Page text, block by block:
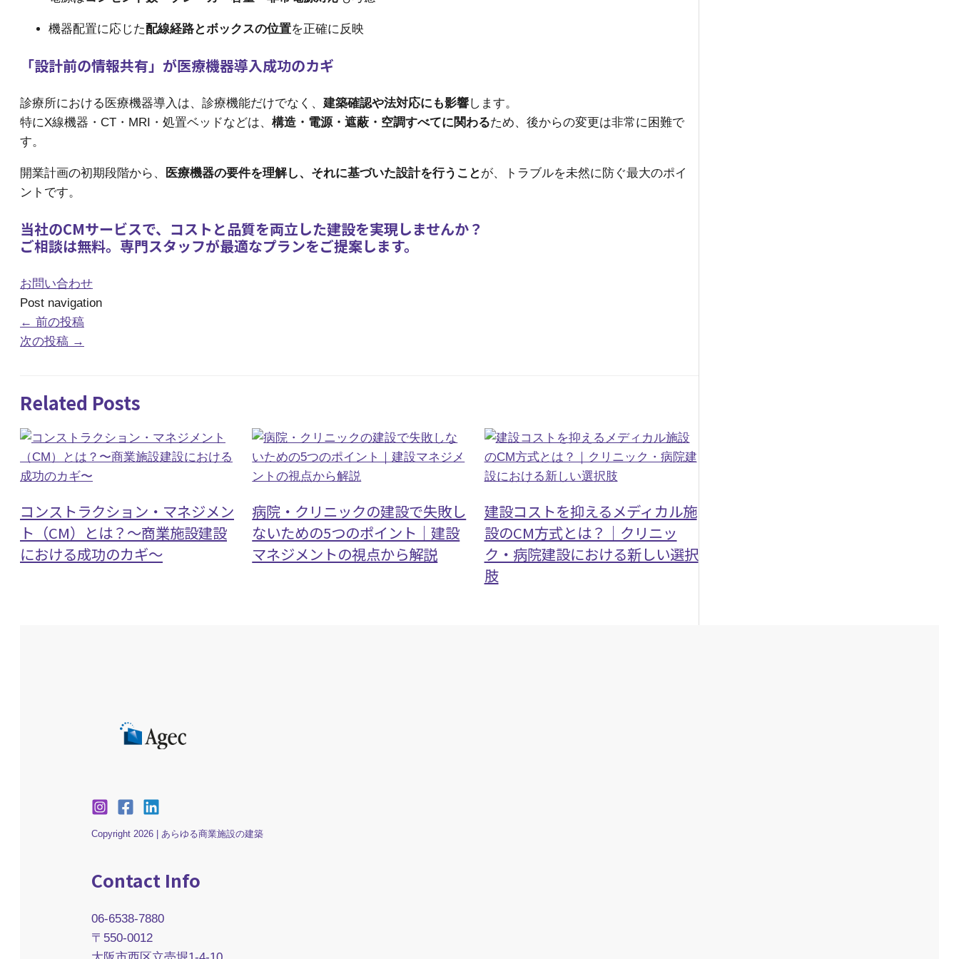
機器配置に応じた配線経路とボックスの位置を正確に反映
「設計前の情報共有」が医療機器導入成功のカギ
診療所における医療機器導入は、診療機能だけでなく、 建築確認や法対応にも影響します。
特にX線機器・CT・MRI・処置ベッドなどは、 構造・電源・遮蔽・空調すべてに関わるため、後からの変更は非常に困難で
す。
開業計画の初期段階から、 医療機器の要件を理解し、それに基づいた設計を行うこと が、トラブルを未然に防ぐ最大のポイ
ントです。
当社のCMサービスで、コストと品質を両立した建設を実現しませんか？
ご相談は無料。専門スタッフが最適なプランをご提案します。
お問い合わせ
Post navigation
← 前の投稿
次の投稿 →
Related Posts
コンストラクション・マネジメン
ト（CM）とは？〜商業施設建設
における成功のカギ〜
病院・クリニックの建設で失敗し
ないための5つのポイント｜建設
マネジメントの視点から解説
建設コストを抑えるメディカル施
設のCM方式とは？｜クリニッ
ク・病院建設における新しい選択
肢
Copyright 2026 | あらゆる商業施設の建築
Contact Info
06-6538-7880
〒550-0012